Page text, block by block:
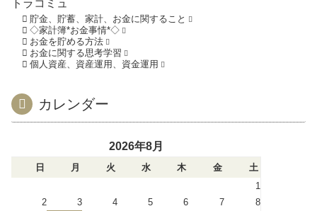
トラコミュ
貯金、貯蓄、家計、お金に関すること
◇家計簿*お金事情*◇
お金を貯める方法
お金に関する思考学習
個人資産、資産運用、資金運用
カレンダー
2026年8月
日 月 火 水 木 金
土
1
2
3 4 5 6 7
8